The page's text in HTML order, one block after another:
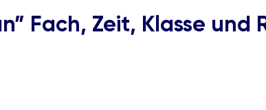
Fach, Zeit, Klasse und